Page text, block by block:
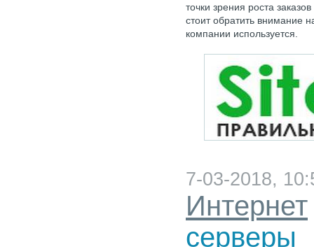
точки зрения роста
стоит обратить внимание
компании используется.
7-03-2018,
Интернет
серверы